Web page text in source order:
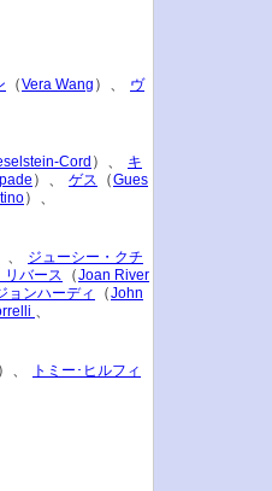
（Vera Wang ）、
ヴ
Cord ）、
キ
）、 ゲス （Gues
）、
、
ジューシー・クチ
リバース （Joan River
ョンハーディ （John
、
）、
トミー･ヒルフィ